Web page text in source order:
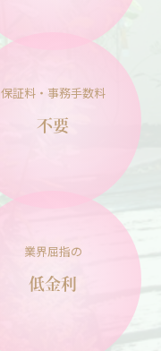
保証料・事務手数料
不要
業界屈指の
低金利